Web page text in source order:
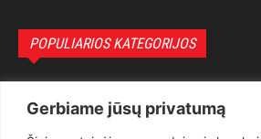
Gerbiame jūsų privatumą
POPULIARIOS KATEGORIJOS